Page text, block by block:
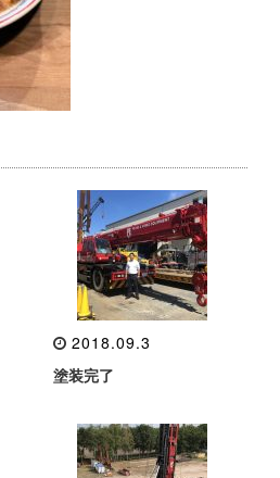
2018.09.3
塗装完了